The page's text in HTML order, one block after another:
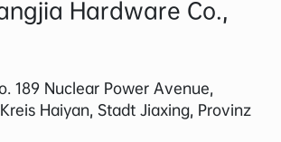
Hardware Co.,
189 Nuclear Power Avenue,
Haiyan, Stadt Jiaxing, Provinz